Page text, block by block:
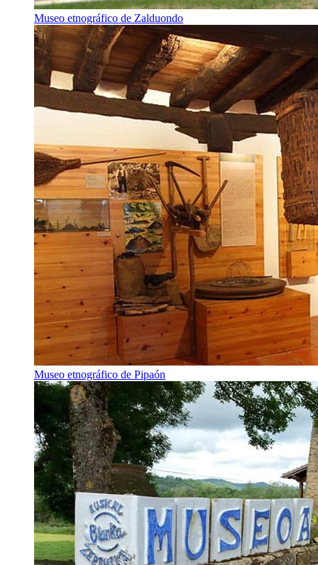
Museo etnográfico de Zalduondo
Museo etnográfico de Pipaón